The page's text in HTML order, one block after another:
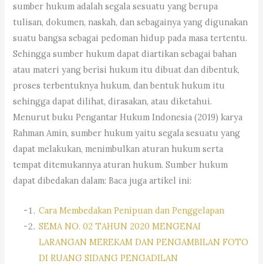
sumber hukum adalah segala sesuatu yang berupa
tulisan, dokumen, naskah, dan sebagainya yang digunakan
suatu bangsa sebagai pedoman hidup pada masa tertentu.
Sehingga sumber hukum dapat diartikan sebagai bahan
atau materi yang berisi hukum itu dibuat dan dibentuk,
proses terbentuknya hukum, dan bentuk hukum itu
sehingga dapat dilihat, dirasakan, atau diketahui.
Menurut buku Pengantar Hukum Indonesia (2019) karya
Rahman Amin, sumber hukum yaitu segala sesuatu yang
dapat melakukan, menimbulkan aturan hukum serta
tempat ditemukannya aturan hukum. Sumber hukum
dapat dibedakan dalam: Baca juga artikel ini:
Cara Membedakan Penipuan dan Penggelapan
SEMA NO. 02 TAHUN 2020 MENGENAI
LARANGAN MEREKAM DAN PENGAMBILAN FOTO
DI RUANG SIDANG PENGADILAN